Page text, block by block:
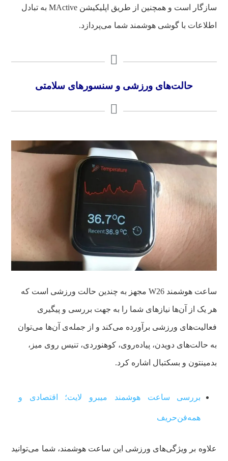
سازگار است و همچنین از طریق اپلیکیشن MActive به تبادل
اطلاعات با گوشی هوشمند شما می‌پردازد.
حالت‌های ورزشی و سنسورهای سلامتی
ساعت هوشمند W26 مجهز به چندین حالت ورزشی است که
هر یک از آن‌ها نیازهای شما را به جهت بررسی و پیگیری
فعالیت‌های ورزشی برآورده می‌کند و از جمله‌ی آن‌ها می‌توان
به حالت‌های دویدن، پیاده‌روی، کوهنوردی، تنیس روی میز،
بدمینتون و بسکتبال اشاره کرد.
بررسی ساعت هوشمند میبرو لایت؛ اقتصادی و
همه‌فن‌حریف
علاوه بر ویژگی‌های ورزشی این ساعت هوشمند، شما می‌توانید